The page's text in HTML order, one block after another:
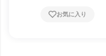
お気に入り